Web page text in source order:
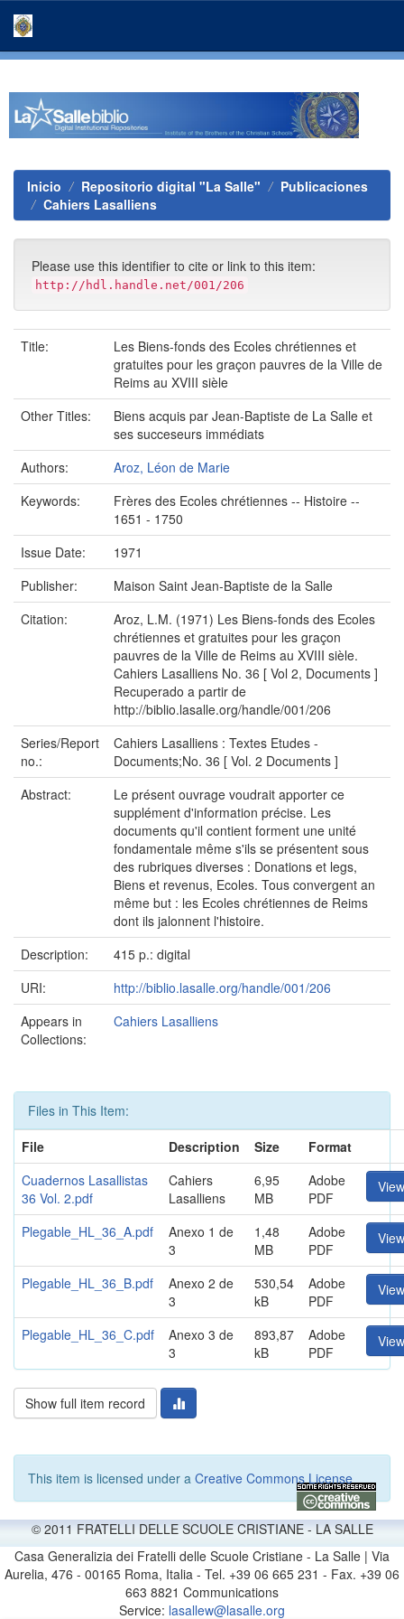
Inicio Repositorio digital "La Salle"
Publicaciones
Cahiers Lasalliens
Please use this identifier to cite or link to this item:
http://hdl.handle.net/001/206
Title:
Les Biens-fonds des Ecoles chrétiennes et
gratuites pour les graçon pauvres de la Ville de
Reims au XVIII sièle
Other Titles:
Biens acquis par Jean-Baptiste de La Salle et
ses succeseurs immédiats
Authors:
Aroz, Léon de Marie
Keywords:
Frères des Ecoles chrétiennes -- Histoire --
1651 - 1750
Issue Date:
1971
Publisher:
Maison Saint Jean-Baptiste de la Salle
Citation:
Aroz, L.M. (1971) Les Biens-fonds des Ecoles
chrétiennes et gratuites pour les graçon
pauvres de la Ville de Reims au XVIII sièle.
Cahiers Lasalliens No. 36 [ Vol 2, Documents ]
Recuperado a partir de
http://biblio.lasalle.org/handle/001/206
Series/Report
no.:
Cahiers Lasalliens : Textes Etudes -
Documents;No. 36 [ Vol. 2 Documents ]
Abstract:
Le présent ouvrage voudrait apporter ce
supplément d'information précise. Les
documents qu'il contient forment une unité
fondamentale même s'ils se présentent sous
des rubriques diverses : Donations et legs,
Biens et revenus, Ecoles. Tous convergent an
même but : les Ecoles chrétiennes de Reims
dont ils jalonnent l'histoire.
Description:
415 p.: digital
URI:
http://biblio.lasalle.org/handle/001/206
Appears in
Collections:
Cahiers Lasalliens
Files in This Item:
File
Description Size
Format
Cuadernos Lasallistas
36 Vol. 2.pdf
Cahiers
Lasalliens
6,95
MB
Adobe
PDF
Plegable_HL_36_A.pdf
Anexo 1 de
3
1,48
MB
Adobe
PDF
Plegable_HL_36_B.pdf
Anexo 2 de
3
530,54
kB
Adobe
PDF
Plegable_HL_36_C.pdf
Anexo 3 de
3
893,87
kB
Adobe
PDF
Show full item record
This item is licensed under a Creative Commons License
© 2011 FRATELLI DELLE SCUOLE CRISTIANE - LA SALLE
Casa Generalizia dei Fratelli delle Scuole Cristiane - La Salle | Via
Aurelia, 476 - 00165 Roma, Italia - Tel. +39 06 665 231 - Fax. +39 06
663 8821 Communications
Service: lasallew@lasalle.org